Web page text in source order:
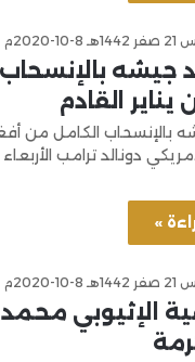
10-2020م
جيشه
يناير القادم
بالإنسحاب الكامل من
دونالد ترامب
»
10-2020م
الإثيوبي